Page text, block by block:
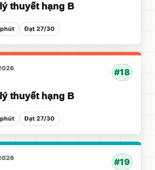
thuyết hạng B
Đạt 27/30
#18
thuyết hạng B
Đạt 27/30
#19